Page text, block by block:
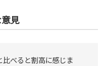
見
比べると割高に感じま